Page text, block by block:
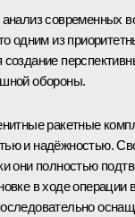
современных
одним из
обороны.
ракетные
и надёжностью.
они полностью
в ходе операции